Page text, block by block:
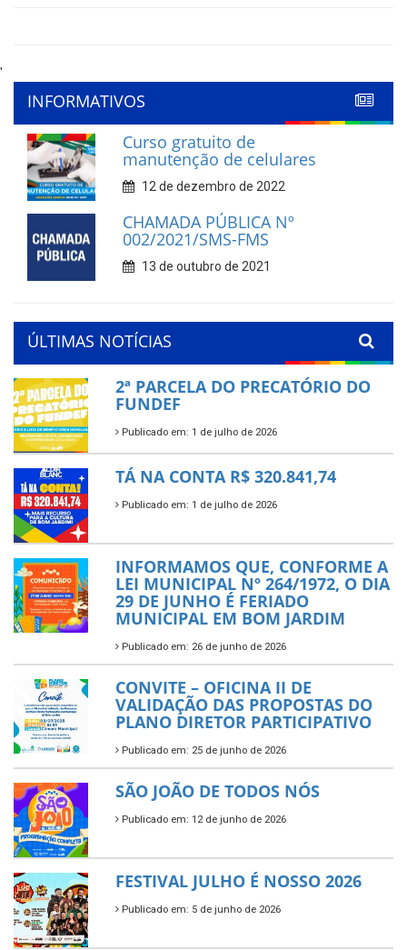
'
INFORMATIVOS
Curso gratuito de
manutenção de celulares
12 de dezembro de 2022
CHAMADA PÚBLICA Nº
002/2021/SMS-FMS
13 de outubro de 2021
ÚLTIMAS NOTÍCIAS
2ª PARCELA DO PRECATÓRIO DO
FUNDEF
Publicado em: 1 de julho de 2026
TÁ NA CONTA R$ 320.841,74
Publicado em: 1 de julho de 2026
INFORMAMOS QUE, CONFORME A
LEI MUNICIPAL Nº 264/1972, O DIA
29 DE JUNHO É FERIADO
MUNICIPAL EM BOM JARDIM
Publicado em: 26 de junho de 2026
CONVITE – OFICINA II DE
VALIDAÇÃO DAS PROPOSTAS DO
PLANO DIRETOR PARTICIPATIVO
Publicado em: 25 de junho de 2026
SÃO JOÃO DE TODOS NÓS
Publicado em: 12 de junho de 2026
FESTIVAL JULHO É NOSSO 2026
Publicado em: 5 de junho de 2026